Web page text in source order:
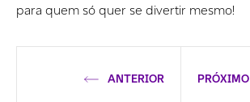
para quem só quer se divertir mesmo!
ANTERIOR PRÓXIMO